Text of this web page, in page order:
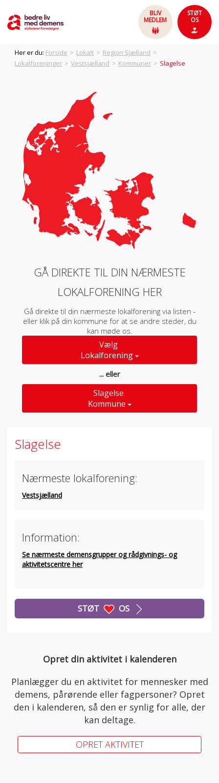
BLIV
MEDLEM
STØT
OS
Her er du: Forside > Lokalt > Region Sjælland >
Lokalforeninger > Vestsjælland > Kommuner > Slagelse
GÅ DIREKTE TIL DIN NÆRMESTE
LOKALFORENING HER
Gå direkte til din nærmeste lokalforening via listen -
eller klik på din kommune for at se andre steder, du
kan møde os.
Vælg
Lokalforening
... eller
Slagelse
Kommune
Slagelse
Nærmeste lokalforening:
Vestsjælland
Information:
Se nærmeste demensgrupper og rådgivnings- og
aktivitetscentre her
STØT OS
Opret din aktivitet i kalenderen
Planlægger du en aktivitet for mennesker med
demens, pårørende eller fagpersoner? Opret
den i kalenderen, så den er synlig for alle, der
kan deltage.
OPRET AKTIVITET